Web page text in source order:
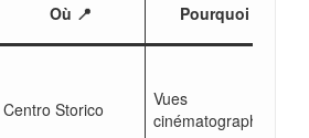
Où 📍 Pourquoi ❤️
Centro Storico
Vues
cinématographiques